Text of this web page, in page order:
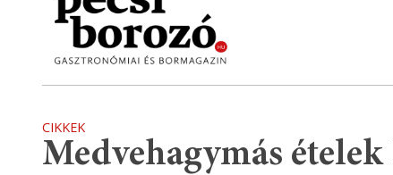
CIKKEK
Medvehagymás ételek